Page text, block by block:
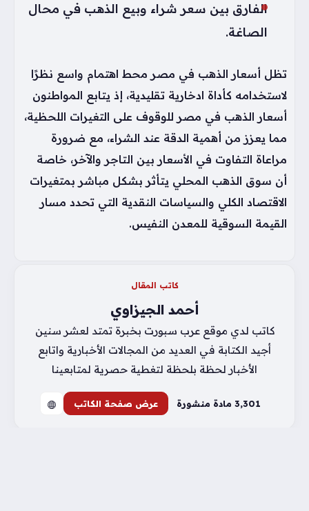
الفارق بين سعر شراء وبيع الذهب في محال
الصاغة.
تظل أسعار الذهب في مصر محط اهتمام واسع نظرًا
لاستخدامه كأداة ادخارية تقليدية، إذ يتابع المواطنون
أسعار الذهب في مصر للوقوف على التغيرات اللحظية،
مما يعزز من أهمية الدقة عند الشراء، مع ضرورة
مراعاة التفاوت في الأسعار بين التاجر والآخر، خاصة
أن سوق الذهب المحلي يتأثر بشكل مباشر بمتغيرات
الاقتصاد الكلي والسياسات النقدية التي تحدد مسار
القيمة السوقية للمعدن النفيس.
كاتب المقال
أحمد الجيزاوي
كاتب لدي موقع عرب سبورت بخبرة تمتد لعشر سنين
أجيد الكتابة في العديد من المجالات الأخبارية واتابع
الأخبار لحظة بلحظة لتغطية حصرية لمتابعينا
3٬301 مادة منشورة عرض صفحة الكاتب